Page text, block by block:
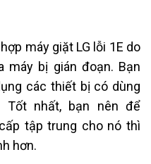
máy giặt LG lỗi 1E do
máy bị gián đoạn. Bạn
các thiết bị có dùng
Tốt nhất, bạn nên để
tập trung cho nó thì
hơn.